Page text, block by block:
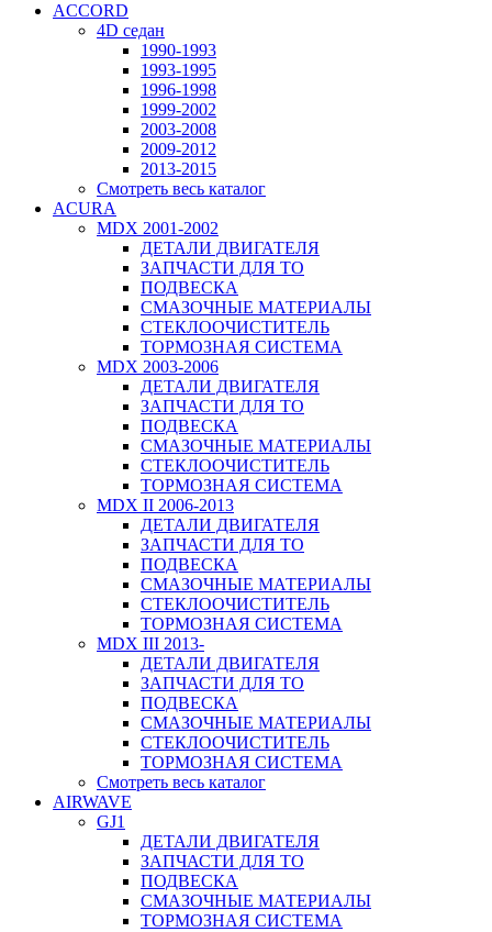
ACCORD
4D седан
1990-1993
1993-1995
1996-1998
1999-2002
2003-2008
2009-2012
2013-2015
Смотреть весь каталог
ACURA
MDX 2001-2002
ДЕТАЛИ ДВИГАТЕЛЯ
ЗАПЧАСТИ ДЛЯ ТО
ПОДВЕСКА
СМАЗОЧНЫЕ МАТЕРИАЛЫ
СТЕКЛООЧИСТИТЕЛЬ
ТОРМОЗНАЯ СИСТЕМА
MDX 2003-2006
ДЕТАЛИ ДВИГАТЕЛЯ
ЗАПЧАСТИ ДЛЯ ТО
ПОДВЕСКА
СМАЗОЧНЫЕ МАТЕРИАЛЫ
СТЕКЛООЧИСТИТЕЛЬ
ТОРМОЗНАЯ СИСТЕМА
MDX II 2006-2013
ДЕТАЛИ ДВИГАТЕЛЯ
ЗАПЧАСТИ ДЛЯ ТО
ПОДВЕСКА
СМАЗОЧНЫЕ МАТЕРИАЛЫ
СТЕКЛООЧИСТИТЕЛЬ
ТОРМОЗНАЯ СИСТЕМА
MDX III 2013-
ДЕТАЛИ ДВИГАТЕЛЯ
ЗАПЧАСТИ ДЛЯ ТО
ПОДВЕСКА
СМАЗОЧНЫЕ МАТЕРИАЛЫ
СТЕКЛООЧИСТИТЕЛЬ
ТОРМОЗНАЯ СИСТЕМА
Смотреть весь каталог
AIRWAVE
GJ1
ДЕТАЛИ ДВИГАТЕЛЯ
ЗАПЧАСТИ ДЛЯ ТО
ПОДВЕСКА
СМАЗОЧНЫЕ МАТЕРИАЛЫ
ТОРМОЗНАЯ СИСТЕМА